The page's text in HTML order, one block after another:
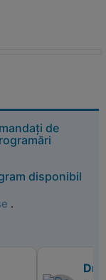
de
disponibil
.
Dr.